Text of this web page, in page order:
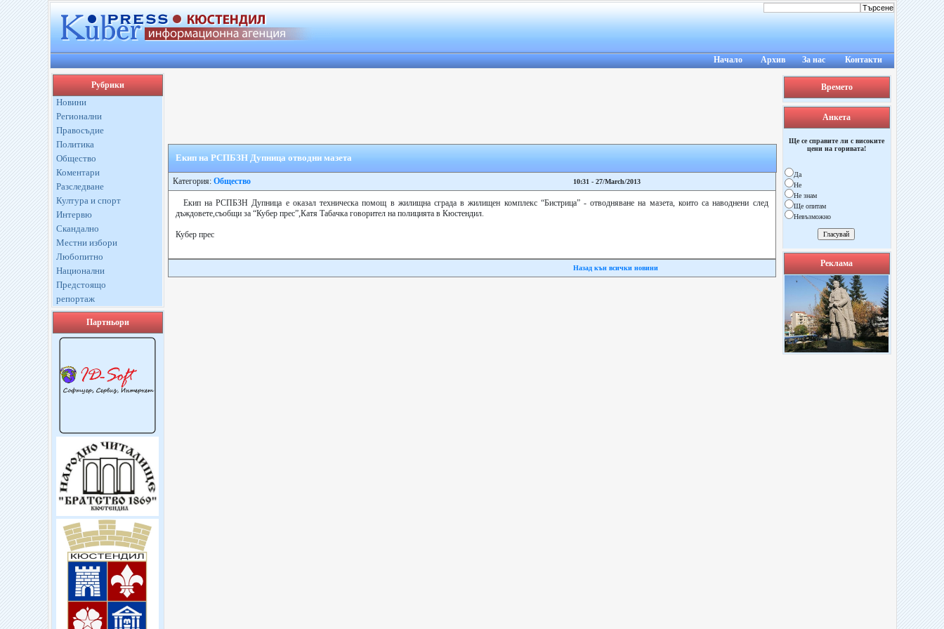
Начало Архив За нас Контакти
Рубрики
Новини
Регионални
Правосъдие
Политика
Общество
Коментари
Разследване
Култура и спорт
Интервю
Скандално
Местни избори
Любопитно
Национални
Предстоящо
репортаж
Партньори
Екип на РСПБЗН Дупница отводни мазета
Категория: Общество 10:31 - 27/March/2013
Екип на РСПБЗН Дупница е оказал техническа помощ в жилищна сграда в жилищен комплекс “Бистрица” - отводняване на мазета, които са наводнени след
дъждовете,съобщи за “Кубер прес”,Катя Табачка говорител на полицията в Кюстендил.
Кубер прес
Назад кън всички новини
Времето
Анкета
Ще се справите ли с високите
цени на горивата!
Да
Не
Не знам
Ще опитам
Невъзможно
Реклама